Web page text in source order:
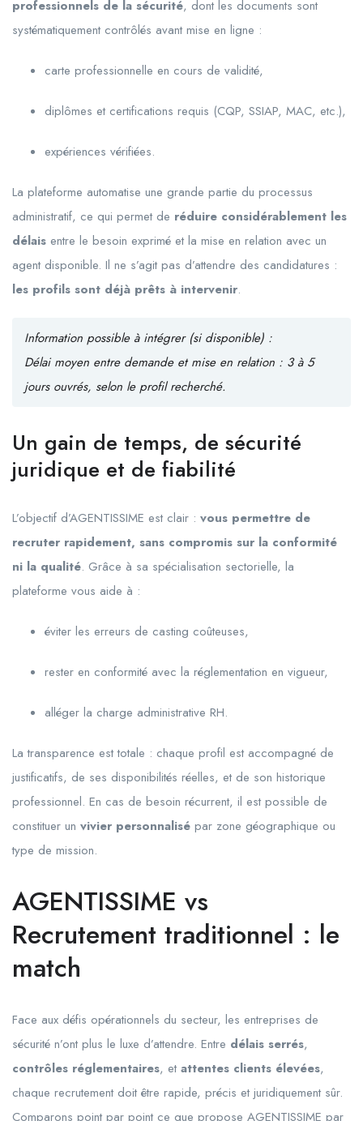
professionnels de la sécurité, dont les documents sont
systématiquement contrôlés avant mise en ligne :
carte professionnelle en cours de validité,
diplômes et certifications requis (CQP, SSIAP, MAC, etc.),
expériences vérifiées.
La plateforme automatise une grande partie du processus
administratif, ce qui permet de réduire considérablement les
délais entre le besoin exprimé et la mise en relation avec un
agent disponible. Il ne s’agit pas d’attendre des candidatures :
les profils sont déjà prêts à intervenir.
Information possible à intégrer (si disponible) :
Délai moyen entre demande et mise en relation : 3 à 5
jours ouvrés, selon le profil recherché.
Un gain de temps, de sécurité
juridique et de fiabilité
L’objectif d’AGENTISSIME est clair : vous permettre de
recruter rapidement, sans compromis sur la conformité
ni la qualité. Grâce à sa spécialisation sectorielle, la
plateforme vous aide à :
éviter les erreurs de casting coûteuses,
rester en conformité avec la réglementation en vigueur,
alléger la charge administrative RH.
La transparence est totale : chaque profil est accompagné de
justificatifs, de ses disponibilités réelles, et de son historique
professionnel. En cas de besoin récurrent, il est possible de
constituer un vivier personnalisé par zone géographique ou
type de mission.
AGENTISSIME vs
Recrutement traditionnel : le
match
Face aux défis opérationnels du secteur, les entreprises de
sécurité n’ont plus le luxe d’attendre. Entre délais serrés,
contrôles réglementaires, et attentes clients élevées,
chaque recrutement doit être rapide, précis et juridiquement sûr.
Comparons point par point ce que propose AGENTISSIME par